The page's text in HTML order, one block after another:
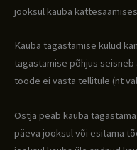
jooksul kauba
Kauba tagastamise kulud
tagastamise põhjus
toode ei vasta tellitule (nt
Ostja peab kauba
päeva jooksul või esitama